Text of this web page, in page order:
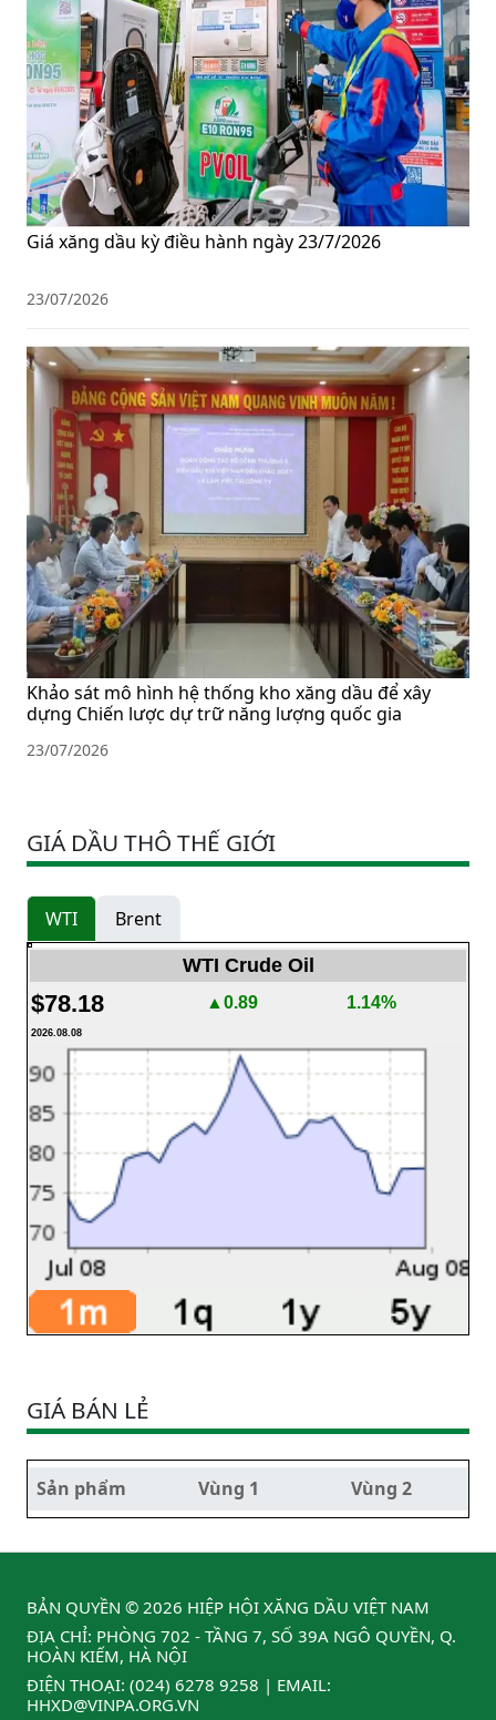
Giá xăng dầu kỳ điều hành ngày 23/7/2026
23/07/2026
Khảo sát mô hình hệ thống kho xăng dầu để xây
dựng Chiến lược dự trữ năng lượng quốc gia
23/07/2026
GIÁ DẦU THÔ THẾ GIỚI
WTI Brent
WTI Crude Oil
$78.18 ▲0.89 1.14%
2026.08.08
GIÁ BÁN LẺ
Sản phẩm Vùng 1 Vùng 2
BẢN QUYỀN © 2026 HIỆP HỘI XĂNG DẦU VIỆT NAM
ĐỊA CHỈ: PHÒNG 702 - TẦNG 7, SỐ 39A NGÔ QUYỀN, Q.
HOÀN KIẾM, HÀ NỘI
ĐIỆN THOẠI: (024) 6278 9258 | EMAIL:
HHXD@VINPA.ORG.VN